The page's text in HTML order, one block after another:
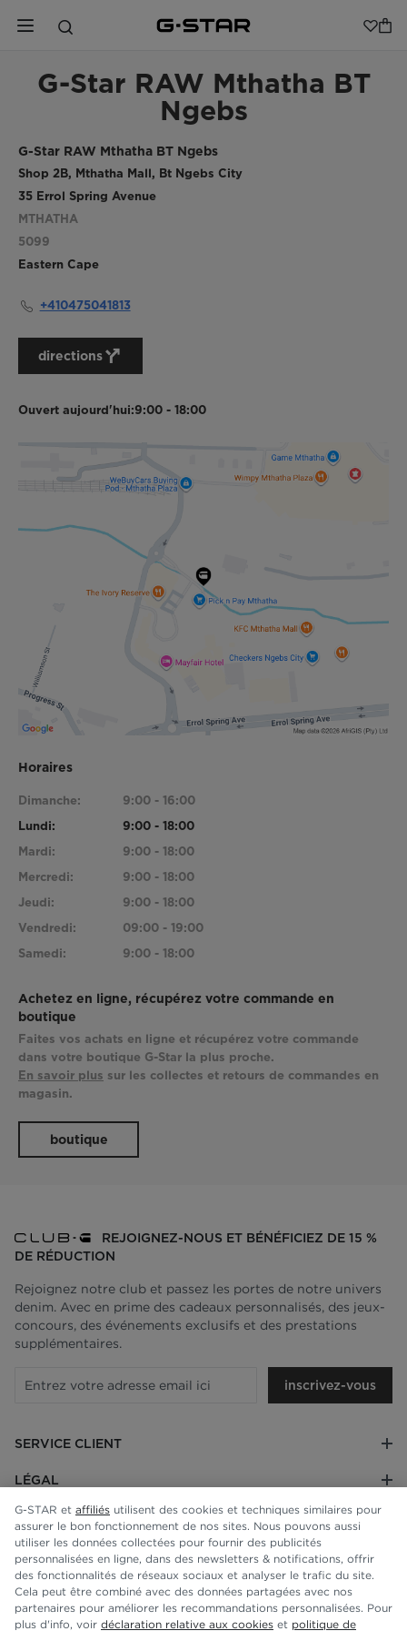
G-Star RAW Mthatha BT
Ngebs
G-Star RAW Mthatha BT Ngebs
Shop 2B, Mthatha Mall, Bt Ngebs City
35 Errol Spring Avenue
MTHATHA
5099
Eastern Cape
+410475041813
directions
Ouvert aujourd'hui:9:00 - 18:00
Horaires
Dimanche:
9:00 - 16:00
Lundi:
9:00 - 18:00
Mardi:
9:00 - 18:00
Mercredi:
9:00 - 18:00
Jeudi:
9:00 - 18:00
Vendredi:
09:00 - 19:00
Samedi:
9:00 - 18:00
Achetez en ligne, récupérez votre commande en
boutique
Faites vos achats en ligne et récupérez votre commande
dans votre boutique G-Star la plus proche.
En savoir plus sur les collectes et retours de commandes en
magasin.
boutique
SERVICE CLIENT
LÉGAL
ENTREPRISE
REJOIGNEZ-NOUS ET BÉNÉFICIEZ DE 15 %
DE RÉDUCTION
Rejoignez notre club et passez les portes de notre univers
denim. Avec en prime des cadeaux personnalisés, des jeux-
concours, des événements exclusifs et des prestations
supplémentaires.
inscrivez-vous
G-STAR et affiliés utilisent des cookies et techniques similaires pour
assurer le bon fonctionnement de nos sites. Nous pouvons aussi
utiliser les données collectées pour fournir des publicités
personnalisées en ligne, dans des newsletters & notifications, offrir
des fonctionnalités de réseaux sociaux et analyser le trafic du site.
Cela peut être combiné avec des données partagées avec nos
partenaires pour améliorer les recommandations personnalisées. Pour
plus d'info, voir déclaration relative aux cookies et politique de